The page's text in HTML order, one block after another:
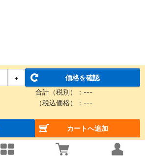
+
価格を確認
合計（税別）： ---
（税込価格）： ---
カートへ追加